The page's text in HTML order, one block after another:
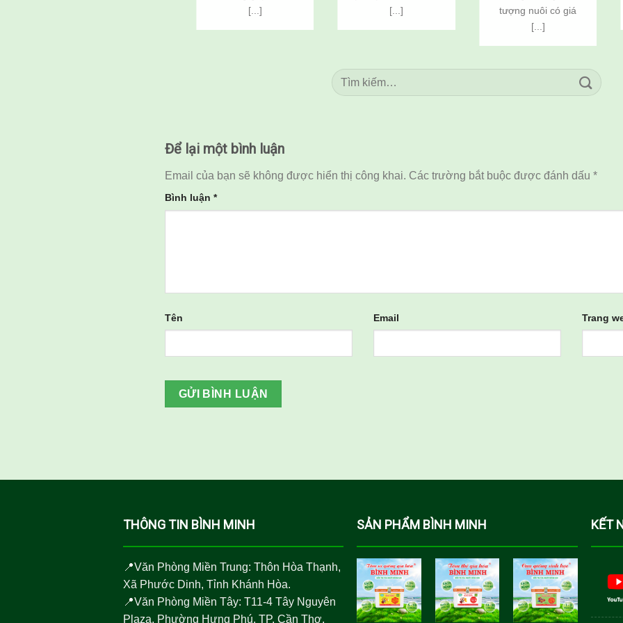
niloticus) Thông
[...]
Tôm Sú
[...]
Tôm Sú
(Penaeus
tượng nuôi có giá
[...]
Để lại một bình luận
Email của bạn sẽ không được hiển thị công khai. Các trường bắt buộc được đánh dấu *
Bình luận *
Tên Email Trang
THÔNG TIN BÌNH MINH
📍Văn Phòng Miền Trung: Thôn Hòa Thạnh,
Xã Phước Dinh, Tỉnh Khánh Hòa.
📍Văn Phòng Miền Tây: T11-4 Tây Nguyên
Plaza, Phường Hưng Phú, TP. Cần Thơ.
SẢN PHẨM BÌNH MINH KẾT